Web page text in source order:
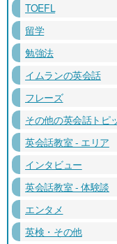
TOEFL
留学
勉強法
イムランの英会話
フレーズ
その他の英会話トピ
英会話教室 - エリア
インタビュー
英会話教室 - 体験談
エンタメ
英検・その他